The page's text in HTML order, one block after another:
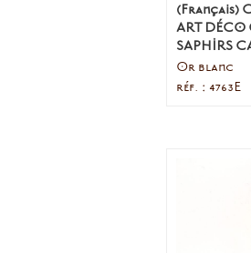
(Français)
ART DÉCO
SAPHIRS
Or blanc
réf. : 4763E